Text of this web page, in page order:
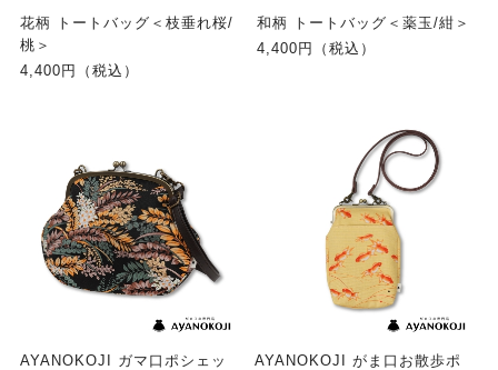
花柄 トートバッグ＜枝垂れ桜/
桃＞
4,400円（税込）
和柄 トートバッグ＜薬玉/紺＞
4,400円（税込）
AYANOKOJI ガマ口ポシェッ
AYANOKOJI がま口お散歩ポ